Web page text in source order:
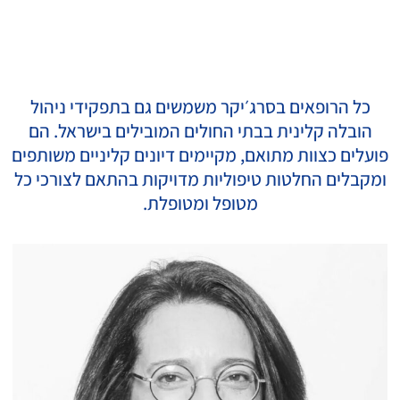
כל הרופאים בסרג׳יקר משמשים גם בתפקידי ניהול
הובלה קלינית בבתי החולים המובילים בישראל. הם
פועלים כצוות מתואם, מקיימים דיונים קליניים משותפים
ומקבלים החלטות טיפוליות מדויקות בהתאם לצורכי כל
מטופל ומטופלת.